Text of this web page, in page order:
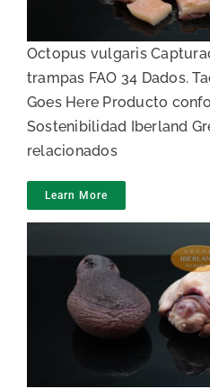
Octopus vulgaris
trampas FAO 34 Dados.
Goes Here Producto
Sostenibilidad Iberland
relacionados
Learn More
Cabezas